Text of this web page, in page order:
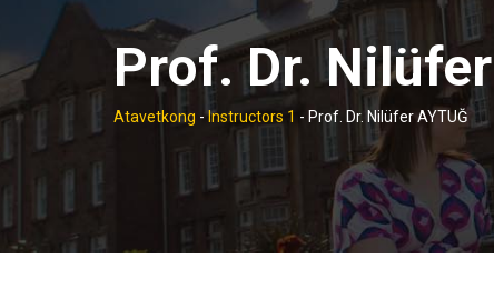
Prof. Dr. Nilüfer
Atavetkong -Instructors 1 - Prof. Dr. Nilüfer AYTUĞ